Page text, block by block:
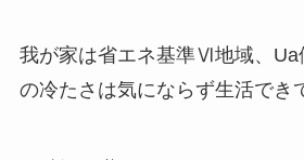
我が家は省エネ基準Ⅵ地域、Ua
の冷たさは気にならず生活でき